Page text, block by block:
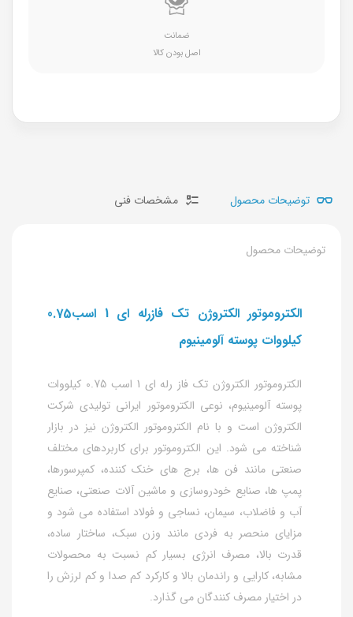
ضمانت
اصل بودن کالا
توضیحات محصول مشخصات فنی
توضیحات محصول
الکتروموتور الکتروژن تک فازرله ای 1 اسب0.75
کیلووات پوسته آلومینیوم
الکتروموتور الکتروژن تک فاز رله ای 1 اسب 0.75 کیلووات
پوسته آلومینیوم، نوعی الکتروموتور ایرانی تولیدی شرکت
الکتروژن است و با نام الکتروموتور الکتروژن نیز در بازار
شناخته می شود. این الکتروموتور برای کاربردهای مختلف
صنعتی مانند فن ها، برج های خنک کننده، کمپرسورها،
پمپ ها، صنایع خودروسازی و ماشین آلات صنعتی، صنایع
آب و فاضلاب، سیمان، نساجی و فولاد استفاده می شود و
مزایای منحصر به فردی مانند وزن سبک، ساختار ساده،
قدرت بالا، مصرف انرژی بسیار کم نسبت به محصولات
مشابه، کارایی و راندمان بالا و کارکرد کم صدا و کم لرزش را
در اختیار مصرف کنندگان می گذارد.